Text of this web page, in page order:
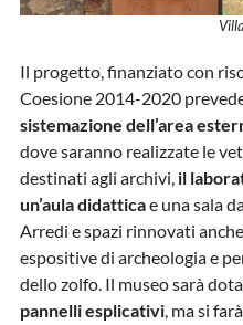
Il progetto, finanziato con
Coesione 2014-2020
sistemazione dell’area
dove saranno realizzate le
destinati agli archivi,il
un’aula didatticae una sala
Arredi e spazi rinnovati
espositive di archeologia e
dello zolfo. Il museo sarà
pannelli esplicativi, ma si